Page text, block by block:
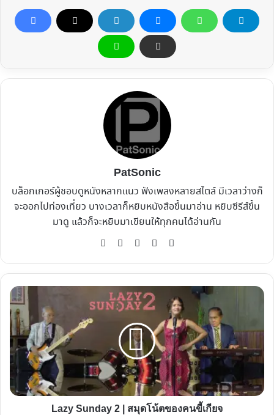
PatSonic
บล็อกเกอร์ผู้ชอบดูหนังหลากแนว ฟังเพลงหลายสไตล์ มีเวลาว่างก็
จะออกไปท่องเที่ยว บางเวลาก็หยิบหนังสือขึ้นมาอ่าน หยิบซีรีส์ขึ้น
มาดู แล้วก็จะหยิบมาเขียนให้ทุกคนได้อ่านกัน
WebsiteFacebook
X YouTube
Lazy
Sunday
2
|
สมุด
โน้ต
ของ
คน
Lazy Sunday 2 | สมุดโน้ตของคนขี้เกียจ